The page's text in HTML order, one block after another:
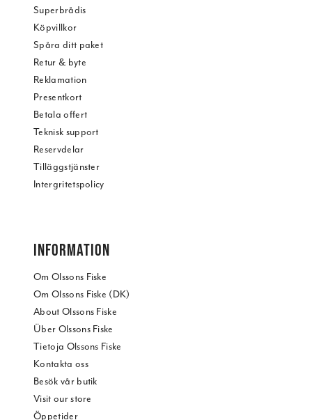
Superbrådis
Köpvillkor
Spåra ditt paket
Retur & byte
Reklamation
Presentkort
Betala offert
Teknisk support
Reservdelar
Tilläggstjänster
Intergritetspolicy
INFORMATION
Om Olssons Fiske
Om Olssons Fiske (DK)
About Olssons Fiske
Über Olssons Fiske
Tietoja Olssons Fiske
Kontakta oss
Besök vår butik
Visit our store
Öppetider